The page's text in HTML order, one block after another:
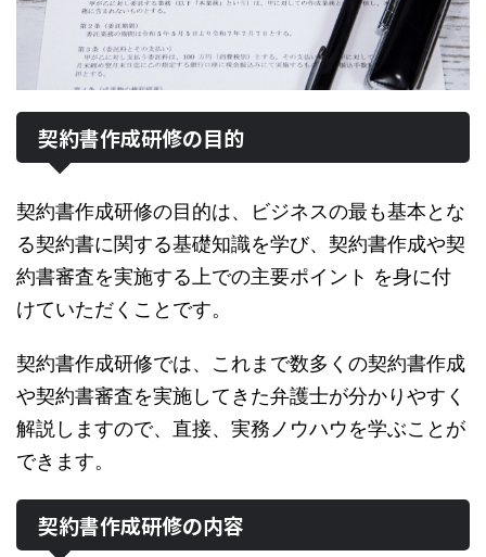
契約書作成研修の目的
契約書作成研修の目的は、ビジネスの最も基本とな
る契約書に関する基礎知識を学び、契約書作成や契
約書審査を実施する上での主要ポイント を身に付
けていただくことです。
契約書作成研修では、これまで数多くの契約書作成
や契約書審査を実施してきた弁護士が分かりやすく
解説しますので、直接、実務ノウハウを学ぶことが
できます。
契約書作成研修の内容